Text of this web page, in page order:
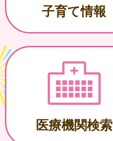
子育て情報
医療機関検索